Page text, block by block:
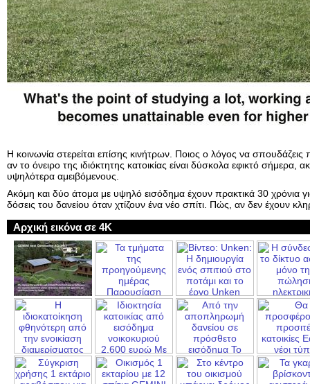
Η κοινωνία στερείται επίσης κινήτρων. Ποιος ο λόγος να
αν το όνειρο της ιδιόκτητης κατοικίας είναι δύσκολα εφικτό σήμερα,
υψηλότερα αμειβόμενους.
Ακόμη και δύο άτομα με υψηλό εισόδημα έχουν πρακτικά 30 χρόνια
δόσεις του δανείου όταν χτίζουν ένα νέο σπίτι. Πώς, αν δεν έχουν
Αρχική εικόνα σε 4K